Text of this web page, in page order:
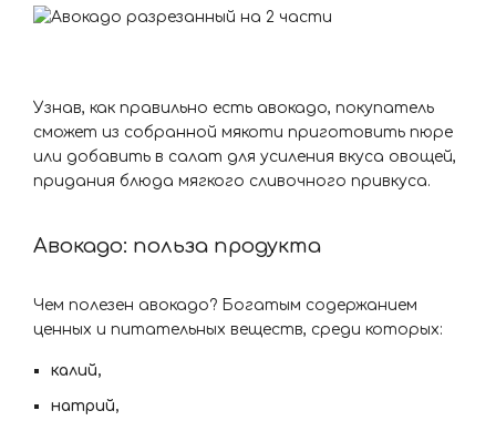
Узнав, как правильно есть авокадо, покупатель
сможет из собранной мякоти приготовить пюре
или добавить в салат для усиления вкуса овощей,
придания блюда мягкого сливочного привкуса.
Авокадо: польза продукта
Чем полезен авокадо? Богатым содержанием
ценных и питательных веществ, среди которых:
калий,
натрий,